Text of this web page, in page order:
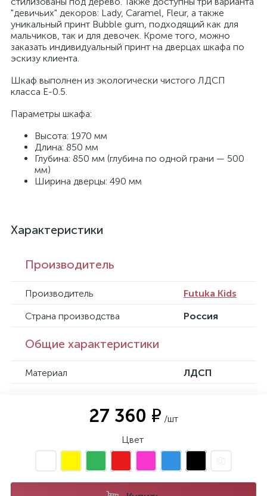
"девичьих" декоров: Lady, Caramel, Fleur, а также
уникальный принт Bubble gum, подходящий как для
мальчиков, так и для девочек. Кроме того, можно
заказать индивидуальный принт на дверцах шкафа по
эскизу клиента.
Шкаф выполнен из экологически чистого ЛДСП
класса Е-0.5.
Параметры шкафа:
Высота: 1970 мм
Длина: 850 мм
Глубина: 850 мм (глубина по одной грани — 500
мм)
Ширина дверцы: 490 мм
Характеристики
Производитель
Производитель
Futuka Kids
Страна производства
Россия
Общие характеристики
Материал ЛДСП
27 360 ₽ /шт
Цвет